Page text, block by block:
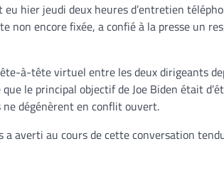
hier jeudi deux heures d’entretien
non encore fixée, a confié à la presse un
à-tête virtuel entre les deux dirigeants
le principal objectif de Joe Biden était
ne dégénèrent en conflit ouvert.
averti au cours de cette conversation